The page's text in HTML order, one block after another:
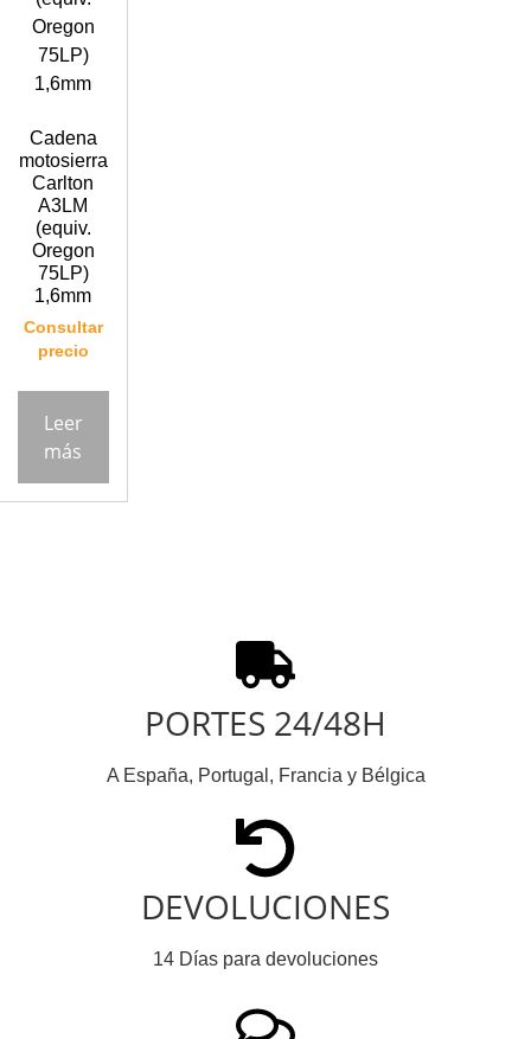
Cadena
motosierra
Carlton
A3LM
(equiv.
Oregon
75LP)
1,6mm
Consultar
precio
Leer
más
PORTES 24/48H
A España, Portugal, Francia y Bélgica
DEVOLUCIONES
14 Días para devoluciones